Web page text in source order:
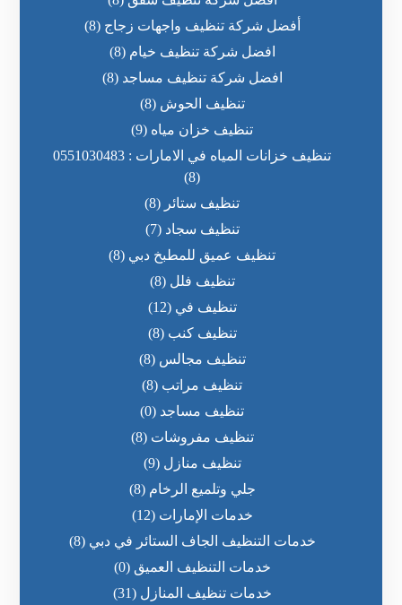
أفضل شركة تنظيف واجهات زجاج (8)
افضل شركة تنظيف خيام (8)
افضل شركة تنظيف مساجد (8)
تنظيف الحوش (8)
تنظيف خزان مياه (9)
تنظيف خزانات المياه في الامارات : 0551030483
(8)
تنظيف ستائر (8)
تنظيف سجاد (7)
تنظيف عميق للمطبخ دبي (8)
تنظيف فلل (8)
تنظيف في (12)
تنظيف كنب (8)
تنظيف مجالس (8)
تنظيف مراتب (8)
تنظيف مساجد (0)
تنظيف مفروشات (8)
تنظيف منازل (9)
جلي وتلميع الرخام (8)
خدمات الإمارات (12)
خدمات التنظيف الجاف الستائر في دبي (8)
خدمات التنظيف العميق (0)
خدمات تنظيف المنازل (31)